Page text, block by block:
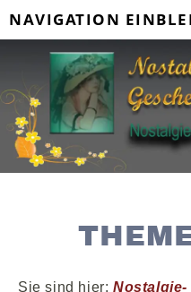
NAVIGATION
Sie sind hier: Nostalgie-